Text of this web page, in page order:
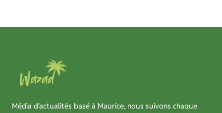
Média d’actualités basé à Maurice, nous suivons chaque